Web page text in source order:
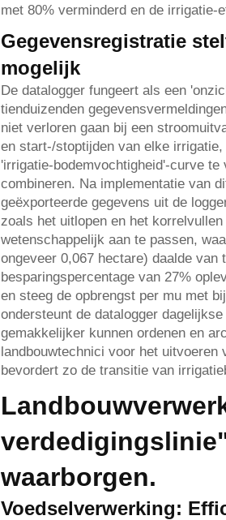
met 80% verminderd en de irrigatie-
Gegevensregistratie
mogelijk
De datalogger fungeert als een
tienduizenden
niet verloren gaan bij een
en start-/stoptijden van elke
'irrigatie-bodemvochtigheid'-curve
combineren. Na implementatie van
geëxporteerde gegevens uit de
zoals het uitlopen en het
wetenschappelijk aan te passen,
ongeveer 0,067 hectare) daalde
besparingspercentage van 27%
en steeg de opbrengst per mu met
ondersteunt de datalogger
gemakkelijker kunnen ordenen en
landbouwtechnici voor het uitvoeren
bevordert zo de transitie van
waarborgen.
Voedselverwerking: